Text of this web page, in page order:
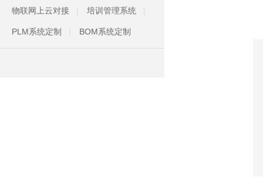
物联网上云对接 培训管理系统
PLM系统定制 BOM系统定制